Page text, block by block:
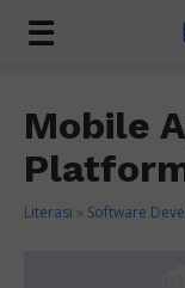
Mobile
Literasi » Software